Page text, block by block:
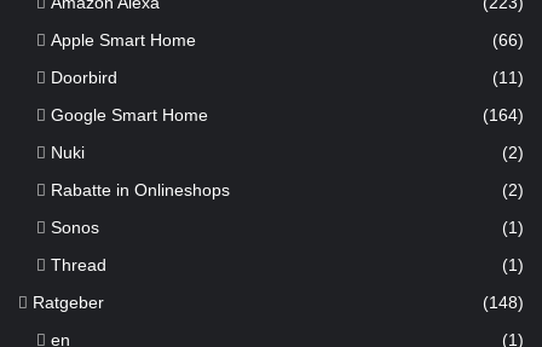
Apple Smart Home
(66)
Doorbird
(11)
Google Smart Home
(164)
Nuki
(2)
Rabatte in Onlineshops
(2)
Sonos
(1)
Thread
(1)
Ratgeber (148)
en
(1)